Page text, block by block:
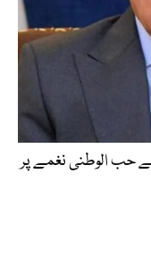
حب الوطنی نغمے پر